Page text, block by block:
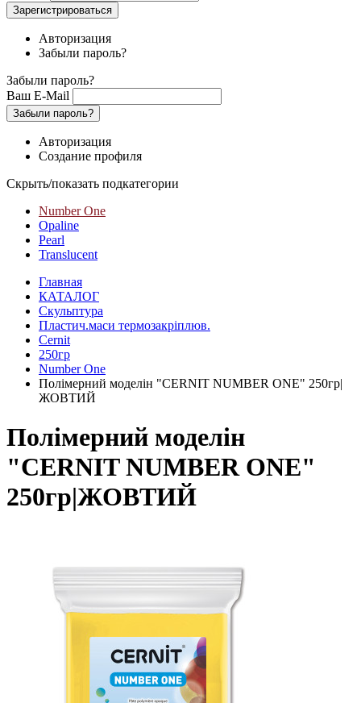
Зарегистрироваться
Авторизация
Забыли пароль?
Забыли пароль?
Ваш E-Mail
Забыли пароль?
Авторизация
Создание профиля
Скрыть/показать подкатегории
Number One
Opaline
Pearl
Translucent
Главная
КАТАЛОГ
Скульптура
Пластич.маси термозакріплюв.
Cernit
250гр
Number One
Полімерний моделін "CERNIT NUMBER ONE" 250гр|
ЖОВТИЙ
Полімерний моделін
"CERNIT NUMBER ONE"
250гр|ЖОВТИЙ